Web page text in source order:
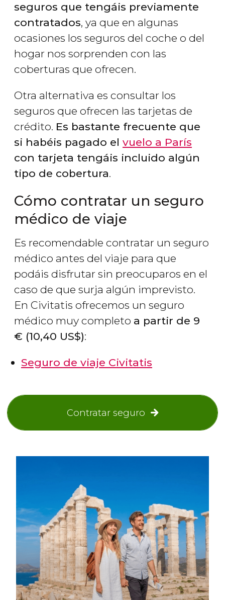
seguros que tengáis previamente
contratados, ya que en algunas
ocasiones los seguros del coche o del
hogar nos sorprenden con las
coberturas que ofrecen.
Otra alternativa es consultar los
seguros que ofrecen las tarjetas de
crédito. Es bastante frecuente que
si habéis pagado el vuelo a París
con tarjeta tengáis incluido algún
tipo de cobertura.
Cómo contratar un seguro
médico de viaje
Es recomendable contratar un seguro
médico antes del viaje para que
podáis disfrutar sin preocuparos en el
caso de que surja algún imprevisto.
En Civitatis ofrecemos un seguro
médico muy completo a partir de 9
€ (10,40 US$):
Seguro de viaje Civitatis
Contratar seguro